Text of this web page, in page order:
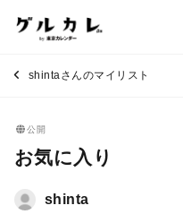
shintaさんのマイリスト
公開
お気に入り
shinta